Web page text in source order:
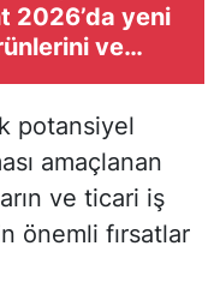
2026’da yeni
ve
potansiyel
amaçlanan
ve ticari iş
önemli fırsatlar